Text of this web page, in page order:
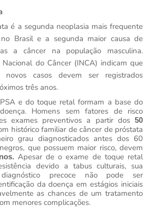
é a segunda neoplasia mais frequente
Brasil e a segunda maior causa de
a câncer na população masculina.
do Câncer (INCA) indicam que
casos devem ser registrados
três anos.
e do toque retal formam a base do
Homens sem fatores de risco
exames preventivos a partir dos 50
histórico familiar de câncer de próstata
grau diagnosticados antes dos 60
que possuem maior risco, devem
Apesar de o exame de toque retal
devido a tabus culturais, sua
precoce não pode ser
da doença em estágios iniciais
as chances de um tratamento
menores complicações.